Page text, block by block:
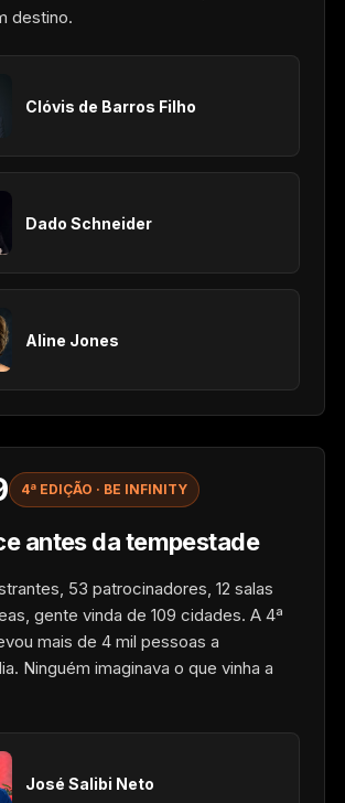
destino.
Clóvis de Barros Filho
Dado Schneider
Aline Jones
4ª EDIÇÃO · BE INFINITY
antes da tempestade
53 patrocinadores, 12 salas
gente vinda de 109 cidades. A 4ª
mais de 4 mil pessoas a
Ninguém imaginava o que vinha a
José Salibi Neto